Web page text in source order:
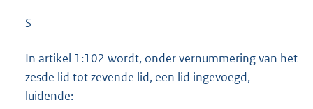
S
In artikel 1:102 wordt, onder vernummering van het
zesde lid tot zevende lid, een lid ingevoegd,
luidende: